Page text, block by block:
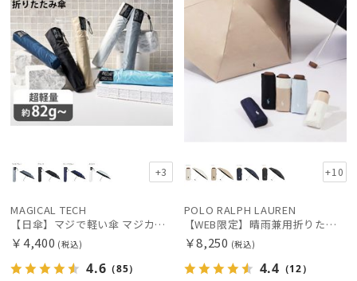
価格の低い
順
人気順
売上点数順
+3
MAGICAL TECH
【日傘】マジで軽い傘 マジカルテックプロテクション(MAGICAL TECH PROTECTION)50cm 晴雨兼用傘折りたたみ日傘 一級遮光100% UV 軽量 人気 レディース メンズ
￥4,400 (税込)
4.6 （85）
+10
POLO RALPH LAUREN
【WEB限定】晴雨兼用折りたたみ日傘 ポロ ラルフ ローレン ポロポニー刺繍 POLO BEAR 雨の日OK 遮光100% 遮熱 簡単開閉 UV100% 晴雨兼用
￥8,250 (税込)
4.4 （12）